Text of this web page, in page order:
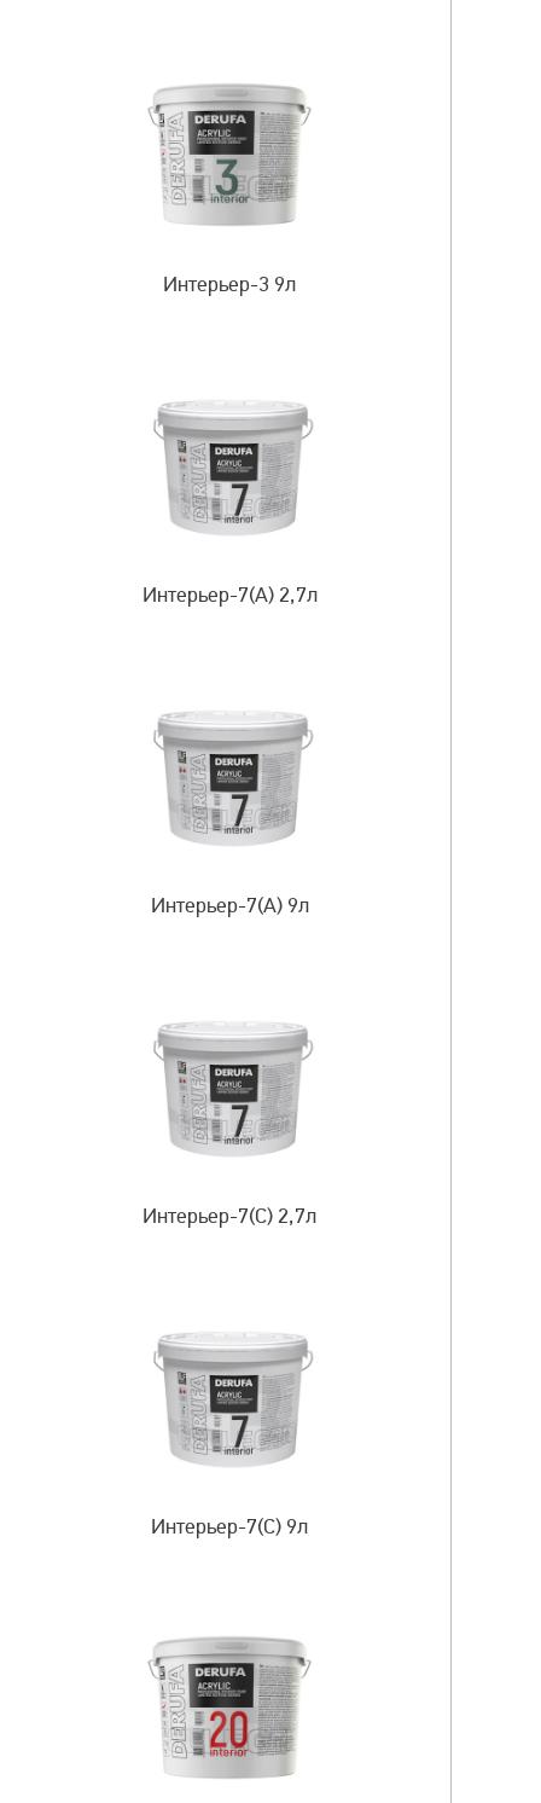
Интерьер-3 9л
Интерьер-7(A) 2,7л
Интерьер-7(A) 9л
Интерьер-7(С) 2,7л
Интерьер-7(С) 9л